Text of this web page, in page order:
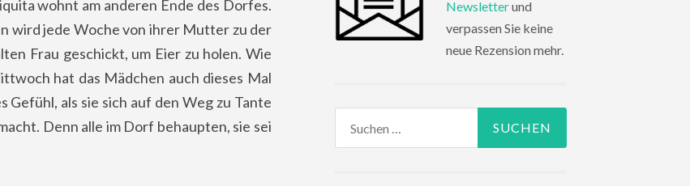
wohnt am anderen Ende des Dorfes.
wird jede Woche von ihrer Mutter zu der
Frau geschickt, um Eier zu holen. Wie
hat das Mädchen auch dieses Mal
Gefühl, als sie sich auf den Weg zu Tante
Denn alle im Dorf behaupten, sie sei
Newsletterund
verpassen Sie keine
neue Rezension mehr.